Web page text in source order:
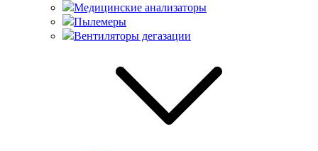
Медицинские анализаторы
Пылемеры
Вентиляторы дегазации